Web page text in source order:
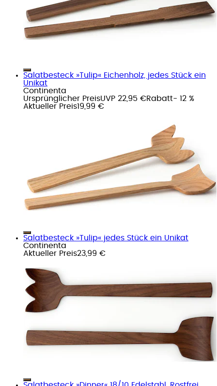
Salatbesteck »Tulip« Eichenholz, jedes Stück ein
Unikat
Continenta
Ursprünglicher PreisUVP 22,95 €Rabatt- 12 %
Aktueller Preis19,99 €
Salatbesteck »Tulip« jedes Stück ein Unikat
Continenta
Aktueller Preis23,99 €